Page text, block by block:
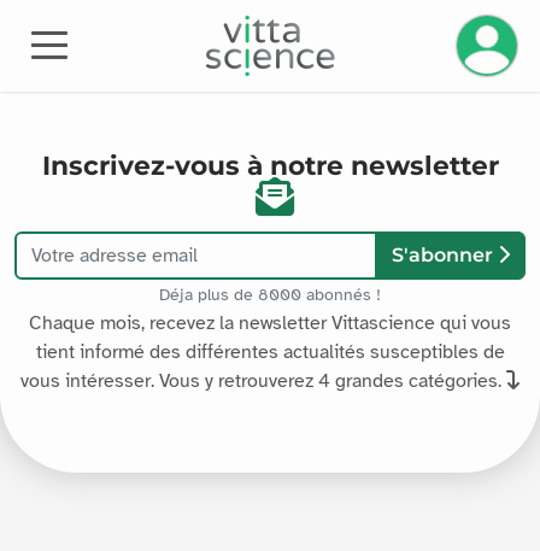
Gérez
Inscrivez-vous à notre newsletter
S'abonner
Déja plus de 8000 abonnés !
Chaque mois, recevez la newsletter Vittascience qui vous
tient informé des différentes actualités susceptibles de
vous intéresser. Vous y retrouverez 4 grandes catégories.